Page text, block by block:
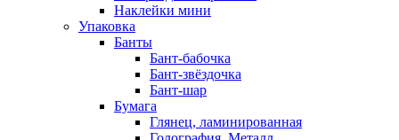
Наклейки мини
Упаковка
Банты
Бант-бабочка
Бант-звёздочка
Бант-шар
Бумага
Глянец, ламинированная